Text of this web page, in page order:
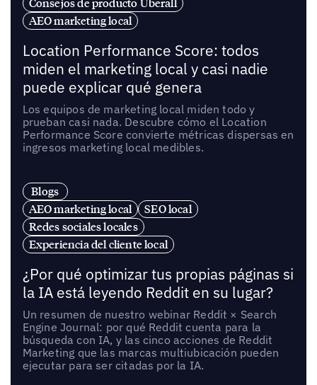
Consejos de producto Uberall
AEO marketing local
Location Performance Score: todos
miden el marketing local y casi nadie
puede explicar qué genera
Los equipos de marketing local miden todo y
prueban casi nada. Descubre cómo el Location
Performance Score convierte métricas dispersas en
ingresos marketing local medibles.
Blogs
AEO marketing local
SEO local
Redes sociales locales
Experiencia del cliente local
¿Por qué optimizar tus propias páginas si
la IA está leyendo Reddit en su lugar?
Un resumen de nuestro webinar Reddit × Search
Engine Journal: por qué Reddit cuenta para la
búsqueda con IA, y las cinco acciones de Reddit
Marketing que las marcas multiubicación pueden
ejecutar para ser citadas por la IA.